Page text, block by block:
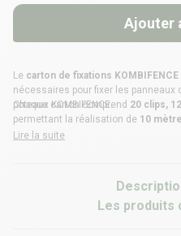
Ajouter
Le carton de fixations KOMBIFENCE
nécessaires pour fixer les panneaux
poteaux KOMBIFENCE.
Chaque carton comprend 20 clips,
permettant la réalisation de 10
Disponible en
Lire la suite
Les produits